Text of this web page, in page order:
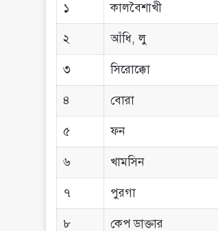
১ কালবৈশাখী
২ আঁধি, লু
৩ সিরোক্কো
৪ বোরা
৫ ফন
৬ খামসিন
৭ পুরগা
৮ কেপ ডাক্তার